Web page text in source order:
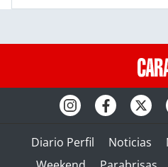
Diario Perfil Noticias